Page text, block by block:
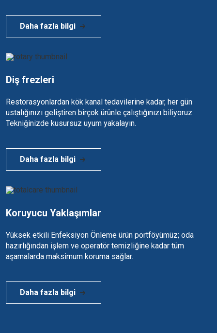
Daha fazla bilgi
Diş frezleri
Restorasyonlardan kök kanal tedavilerine kadar, her gün
ustalığınızı geliştiren birçok ürünle çalıştığınızı biliyoruz.
Tekniğinizde kusursuz uyum yakalayın.
Daha fazla bilgi
Koruyucu Yaklaşımlar
Yüksek etkili Enfeksiyon Önleme ürün portföyümüz; oda
hazırlığından işlem ve operatör temizliğine kadar tüm
aşamalarda maksimum koruma sağlar.
Daha fazla bilgi